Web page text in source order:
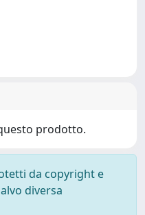
prodotto.
da copyright e
diversa